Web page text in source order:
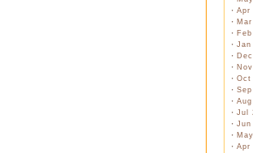
・ Apr
・
・
・ Jan
・
・
・ Oct
・
・
・ Jul
・ Jun
・
・ Apr